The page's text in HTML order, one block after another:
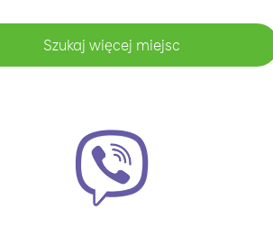
Szukaj więcej miejsc